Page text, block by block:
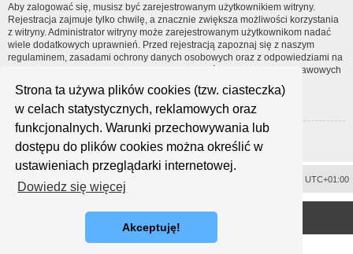
Strona ta używa plików cookies (tzw. ciasteczka)
w celach statystycznych, reklamowych oraz
funkcjonalnych. Warunki przechowywania lub
dostępu do plików cookies można określić w
ustawieniach przeglądarki internetowej.
Dowiedz się więcej
Akceptuję!
Aby zalogować się, musisz być zarejestrowanym użytkownikiem witryny.
Rejestracja zajmuje tylko chwilę, a znacznie zwiększa możliwości korzystania
z witryny. Administrator witryny może zarejestrowanym użytkownikom nadać
wiele dodatkowych uprawnień. Przed rejestracją zapoznaj się z naszym
regulaminem, zasadami ochrony danych osobowych oraz z odpowiedziami na
często zadawane pytania (FAQ), gdzie jest wyjaśnionych wiele podstawowych
zagadnień dotyczących funkcjonowania witryny.
Regulamin| Zasady ochrony danych osobowych
Zarejestruj się
UTC+01:00
Technologię dostarczaphpBB® Forum Software © phpBB Limited
Polski pakiet językowy dostarcza phpBB.pl